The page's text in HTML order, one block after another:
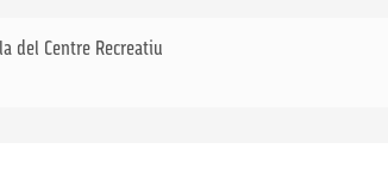
del Centre Recreatiu